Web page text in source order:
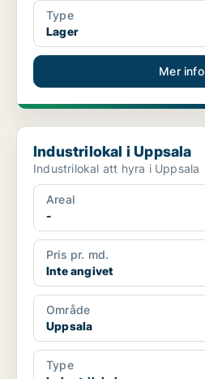
Type
Lager
Mer info
Industrilokal i Uppsala
Industrilokal i Uppsala
Industrilokal att hyra i Uppsala
Areal
-
Pris pr. md.
Inte angivet
Område
Uppsala
Type